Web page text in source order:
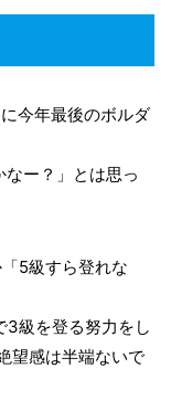
今年最後のボルダ
ー？」とは思っ
5級すら登れな
3級を登る努力をし
望感は半端ないで